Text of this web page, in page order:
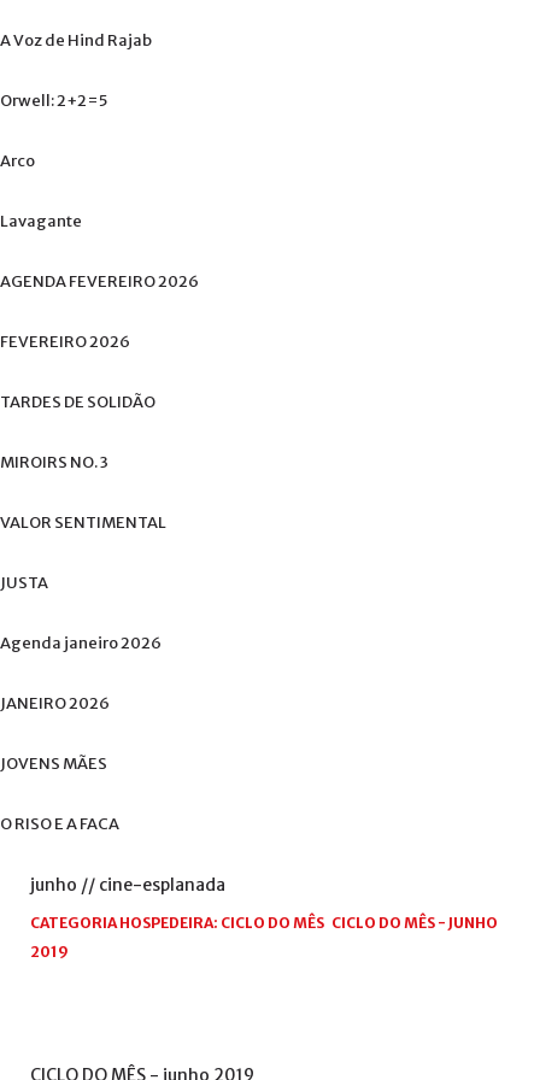
AVozde Hind Rajab
Orwell:2+2=5
Arco
Lavagante
AGENDAFEVEREIRO2026
FEVEREIRO2026
TARDES DE SOLIDÃO
MIROIRS NO.3
VALOR SENTIMENTAL
JUSTA
Agenda janeiro2026
JANEIRO2026
JOVENS MÃES
ORISOEAFACA
junho // cine-esplanada
CATEGORIA HOSPEDEIRA: CICLO DO MÊS CICLO DO MÊS - JUNHO
2019
CICLO DOMÊS - junho 2019